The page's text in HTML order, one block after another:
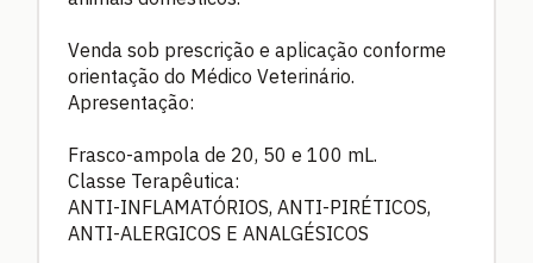
Venda sob prescrição e aplicação conforme
orientação do Médico Veterinário.
Apresentação:
Frasco-ampola de 20, 50 e 100 mL.
Classe Terapêutica:
ANTI-INFLAMATÓRIOS, ANTI-PIRÉTICOS,
ANTI-ALERGICOS E ANALGÉSICOS